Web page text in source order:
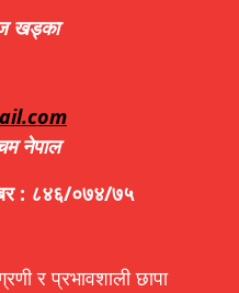
खड्का
नेपाल
: ८४६/०७४/७५
र प्रभावशाली छापा